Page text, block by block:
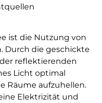
ist die Nutzung von
Durch die geschickte
reflektierenden
Licht optimal
Räume aufzuhellen.
Elektrizität und